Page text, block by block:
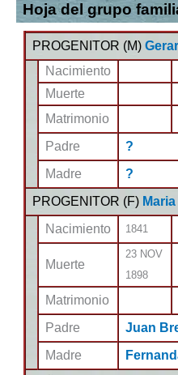
Hoja del grupo
PROGENITOR (M)
Nacimiento
Muerte
Matrimonio
Padre
?
Madre
?
PROGENITOR (F)
Nacimiento
1841
Muerte
23 NOV
1898
Matrimonio
Padre
Juan
Madre